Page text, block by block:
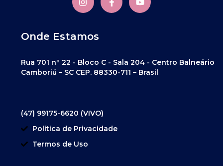
Onde Estamos
Rua 701 nº 22 - Bloco C - Sala 204 - Centro Balneário
Camboriú – SC CEP. 88330-711 – Brasil
(47) 99175-6620 (VIVO)
Política de Privacidade
Termos de Uso